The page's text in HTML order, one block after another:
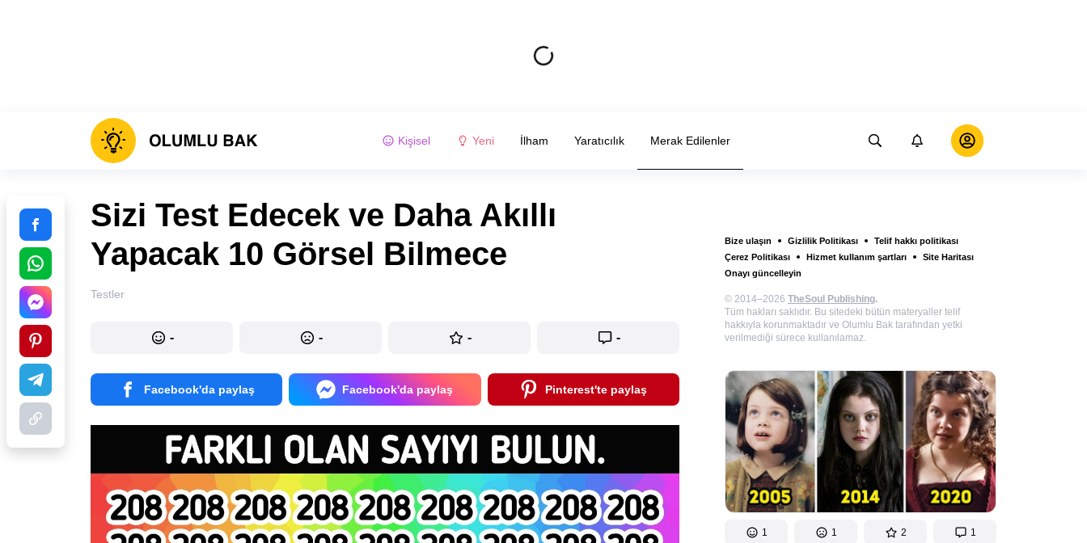
Kişisel Yeni İlham Yaratıcılık Merak Edilenler
Bize ulaşın Gizlilik Politikası
Telif hakkı politikası
Çerez Politikası
Hizmet kullanım şartları
Site Haritası
Onayı güncelleyin
© 2014–2026 TheSoul Publishing.
Tüm hakları saklıdır. Bu sitedeki bütün materyaller telif
hakkıyla korunmaktadır ve Olumlu Bak tarafından yetki
verilmediği sürece kullanılamaz.
1 1 2 1
Sizi Test Edecek ve Daha Akıllı
Yapacak 10 Görsel Bilmece
Testler
- - - -
Facebook'da paylaş Facebook'da paylaş Pinterest'te paylaş